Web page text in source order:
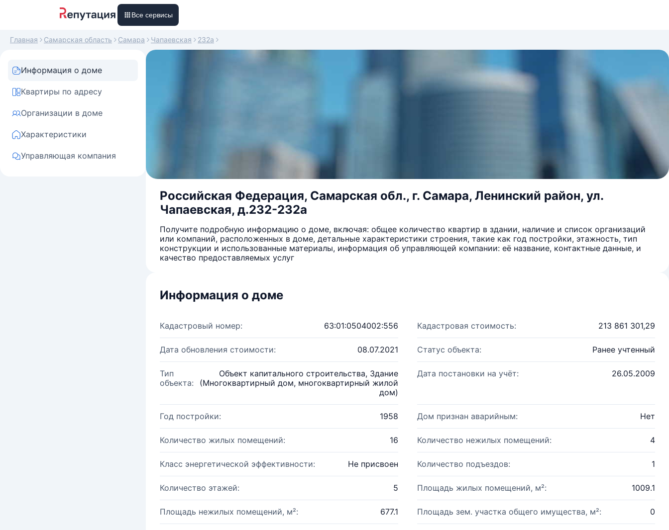
Все сервисы
Главная Самарская область Самара Чапаевская 232а
Информация о доме
Квартиры по адресу
Организации в доме
Характеристики
Управляющая компания
Российская Федерация, Самарская обл., г. Самара, Ленинский район, ул.
Чапаевская, д.232-232а
Получите подробную информацию о доме, включая: общее количество квартир в здании, наличие и список организаций
или компаний, расположенных в доме, детальные характеристики строения, такие как год постройки, этажность, тип
конструкции и использованные материалы, информация об управляющей компании: её название, контактные данные, и
качество предоставляемых услуг
Информация о доме
Кадастровый номер: 63:01:0504002:556 Кадастровая стоимость: 213 861 301,29
Дата обновления стоимости: 08.07.2021 Статус объекта: Ранее учтенный
Тип
объекта:
Объект капитального строительства, Здание
(Многоквартирный дом, многоквартирный жилой
дом)
Дата постановки на учёт: 26.05.2009
Год постройки: 1958 Дом признан аварийным: Нет
Количество жилых помещений: 16 Количество нежилых помещений: 4
Класс энергетической эффективности: Не присвоен Количество подъездов: 1
Количество этажей: 5 Площадь жилых помещений, м²: 1009.1
Площадь нежилых помещений, м²: 677.1 Площадь зем. участка общего имущества, м²: 0